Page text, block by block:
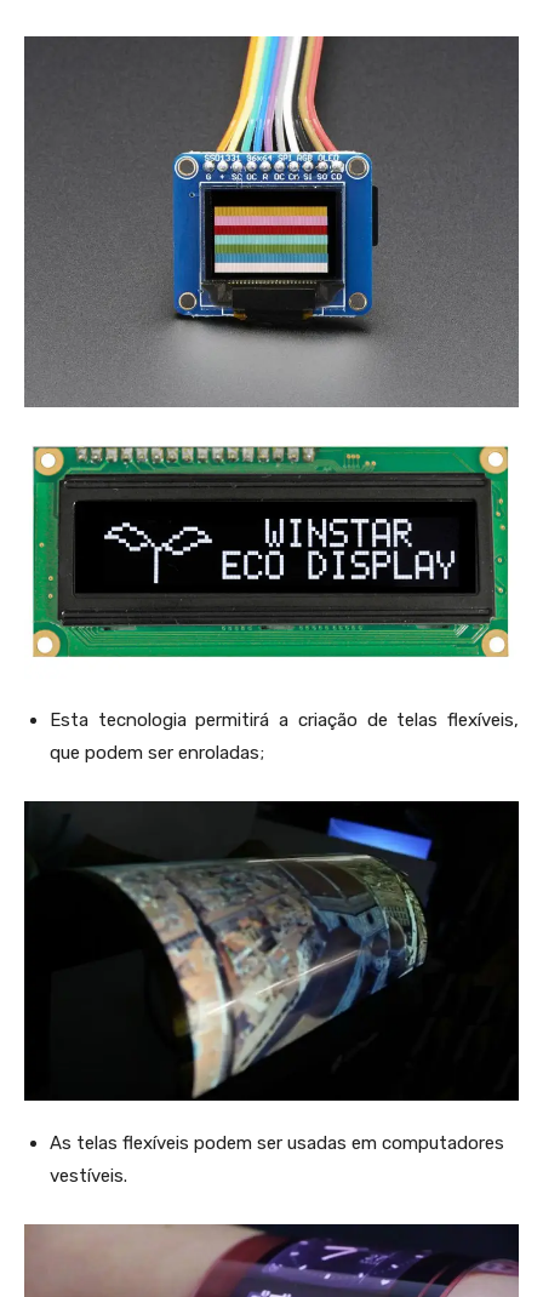
Esta tecnologia permitirá a criação de telas flexíveis,
que podem ser enroladas;
As telas flexíveis podem ser usadas em computadores
vestíveis.